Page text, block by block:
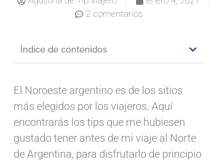
2 comentarios
Índice de contenidos
El Noroeste argentino es de los sitios
más elegidos por los viajeros. Aquí
encontrarás los tips que me hubiesen
gustado tener antes de mi viaje al Norte
de Argentina, para disfrutarlo de principio